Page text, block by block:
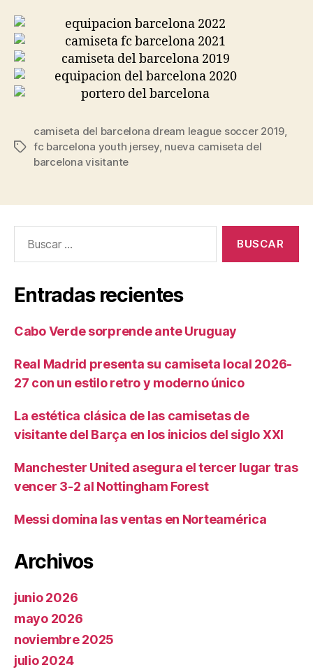
Etiquetas
camiseta del barcelona dream league soccer 2019,
fc barcelona youth jersey, nueva camiseta del
barcelona visitante
Entradas recientes
Cabo Verde sorprende ante Uruguay
Real Madrid presenta su camiseta local 2026-
27 con un estilo retro y moderno único
La estética clásica de las camisetas de
visitante del Barça en los inicios del siglo XXI
Manchester United asegura el tercer lugar tras
vencer 3-2 al Nottingham Forest
Messi domina las ventas en Norteamérica
Archivos
junio 2026
mayo 2026
noviembre 2025
julio 2024